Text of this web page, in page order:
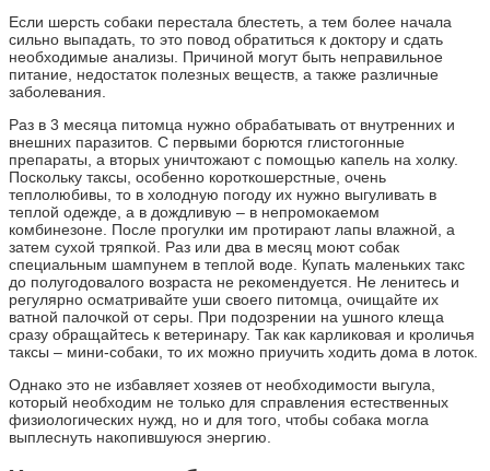
Если шерсть собаки перестала блестеть, а тем более начала
сильно выпадать, то это повод обратиться к доктору и сдать
необходимые анализы. Причиной могут быть неправильное
питание, недостаток полезных веществ, а также различные
заболевания.
Раз в 3 месяца питомца нужно обрабатывать от внутренних и
внешних паразитов. С первыми борются глистогонные
препараты, а вторых уничтожают с помощью капель на холку.
Поскольку таксы, особенно короткошерстные, очень
теплолюбивы, то в холодную погоду их нужно выгуливать в
теплой одежде, а в дождливую – в непромокаемом
комбинезоне. После прогулки им протирают лапы влажной, а
затем сухой тряпкой. Раз или два в месяц моют собак
специальным шампунем в теплой воде. Купать маленьких такс
до полугодовалого возраста не рекомендуется. Не ленитесь и
регулярно осматривайте уши своего питомца, очищайте их
ватной палочкой от серы. При подозрении на ушного клеща
сразу обращайтесь к ветеринару. Так как карликовая и кроличья
таксы – мини-собаки, то их можно приучить ходить дома в лоток.
Однако это не избавляет хозяев от необходимости выгула,
который необходим не только для справления естественных
физиологических нужд, но и для того, чтобы собака могла
выплеснуть накопившуюся энергию.